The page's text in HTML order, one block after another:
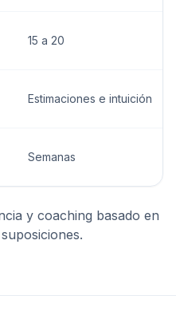
15 a 20
Estimaciones e intuición
Semanas
y coaching basado en